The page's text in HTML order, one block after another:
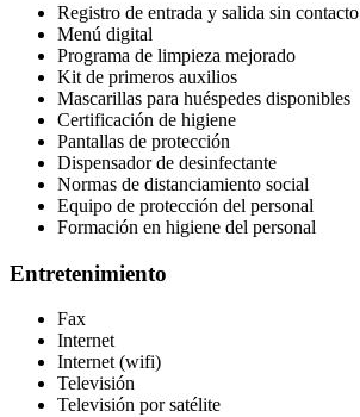
Registro de entrada y salida sin contacto
Menú digital
Programa de limpieza mejorado
Kit de primeros auxilios
Mascarillas para huéspedes disponibles
Certificación de higiene
Pantallas de protección
Dispensador de desinfectante
Normas de distanciamiento social
Equipo de protección del personal
Formación en higiene del personal
Entretenimiento
Fax
Internet
Internet (wifi)
Televisión
Televisión por satélite